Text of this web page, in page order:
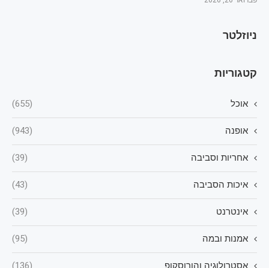
ניוזלטר
קטגוריות
אוכל (655)
אופנה (943)
אחריות וסביבה (39)
איכות הסביבה (43)
אינטרנט (39)
אמנות ובמה (95)
אסטרולוגיה והורוסקופ (136)